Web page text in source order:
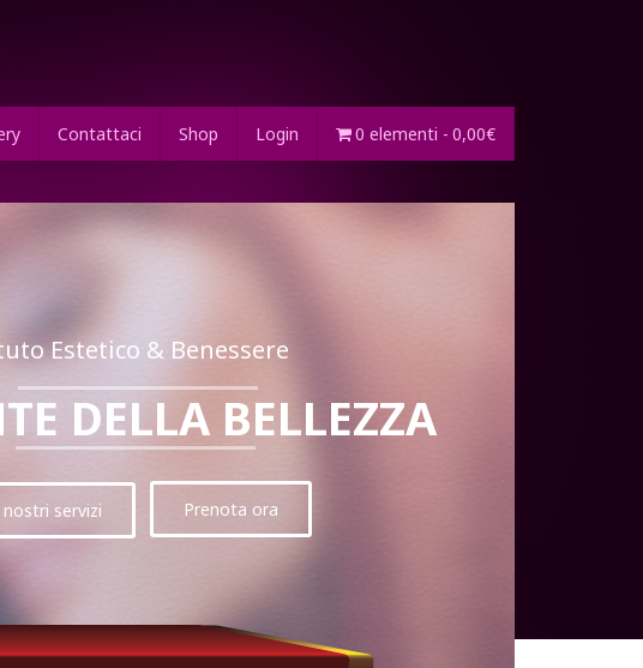
Contattaci Shop Login 0 elementi 0,00€
TE DELLA BELLEZZA
Estetico & Benessere